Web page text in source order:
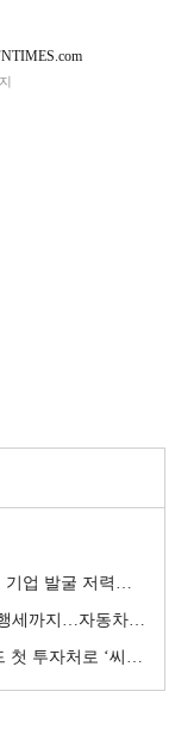
해 ROE 20% 목표”
[경상환자 8주룰 도입 초읽기]
’ 낙점 [캐피탈사 돋보기]